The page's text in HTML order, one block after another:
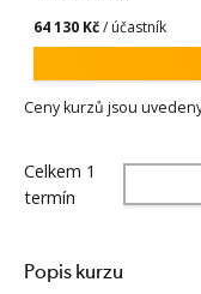
64 130 Kč/ účastník
Ceny kurzů jsou
Celkem 1
termín
Popis kurzu